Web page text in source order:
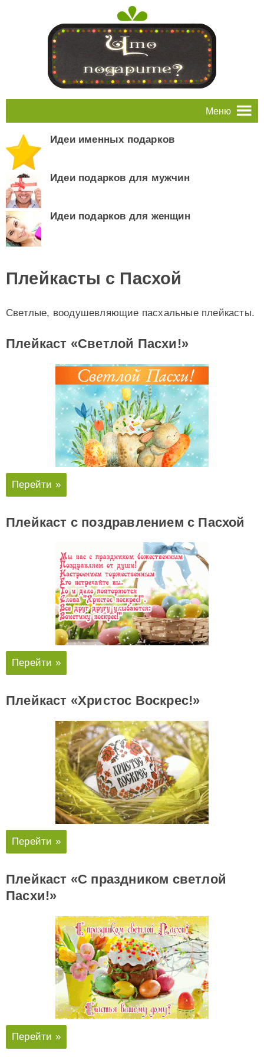
Меню
Идеи именных подарков
Идеи подарков для мужчин
Идеи подарков для женщин
Плейкасты с Пасхой
Светлые, воодушевляющие пасхальные плейкасты.
Плейкаст «Светлой Пасхи!»
Перейти »
Плейкаст с поздравлением с Пасхой
Перейти »
Плейкаст «Христос Воскрес!»
Перейти »
Плейкаст «С праздником светлой
Пасхи!»
Перейти »